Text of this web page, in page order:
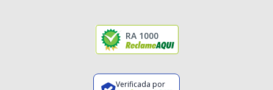
RA 1000
Verificada por